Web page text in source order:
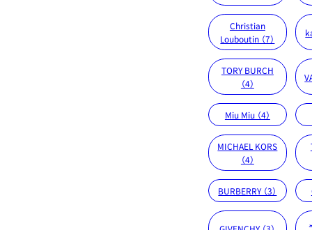
Christian
Louboutin （7）
TORY BURCH
（4）
Miu Miu （4）
MICHAEL KORS
（4）
BURBERRY （3）